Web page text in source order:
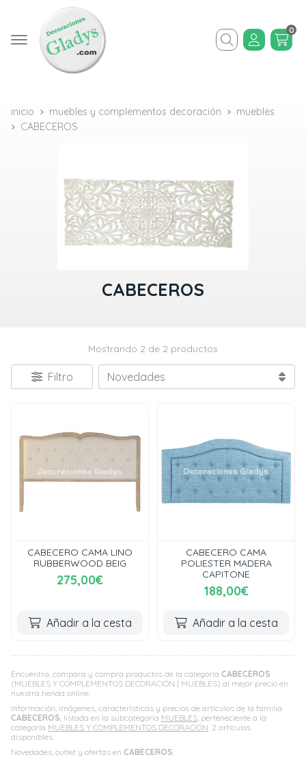
Buscar
0
inicio muebles y complementos decoración
muebles
CABECEROS
CABECEROS
Encuentra, compara y compra productos de la categoría CABECEROS
(MUEBLES Y COMPLEMENTOS DECORACIÓN | MUEBLES) al mejor precio en
nuestra tienda online.
Información, imágenes, características y precios de artículos de la familia
CABECEROS, listada en la subcategoría MUEBLES, perteneciente a la
categoría MUEBLES Y COMPLEMENTOS DECORACIÓN. 2 artículos
disponibles.
Novedades, outlet y ofertas en CABECEROS.
Mostrando 2 de 2 productos
Filtro
CABECERO CAMA LINO
RUBBERWOOD BEIG
275,00€
Añadir a la cesta
CABECERO CAMA
POLIESTER MADERA
CAPITONE
188,00€
Añadir a la cesta